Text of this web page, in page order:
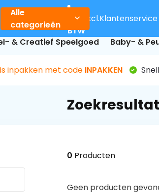
Alle
categorieën
Incl.
Excl.
BTW
Klantenservice
& Creatief Speelgoed Baby- &
inpakken met code INPAKKEN
0 Producten
Geen producten